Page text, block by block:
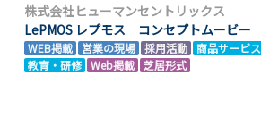
株式会社ヒューマンセントリックス
LePMOS レプモス コンセプトムービー
WEB掲載 営業の現場 採用活動
商品サービス
教育・研修
Web掲載 芝居形式